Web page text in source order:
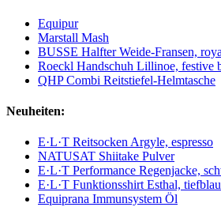
Equipur
Marstall Mash
BUSSE Halfter Weide-Fransen,
Roeckl Handschuh Lillinoe, festive
QHP Combi Reitstiefel-Helmtasche
Neuheiten:
E·L·T Reitsocken Argyle, espresso
NATUSAT Shiitake Pulver
E·L·T Performance Regenjacke,
E·L·T Funktionsshirt Esthal, tiefblau
Equiprana Immunsystem Öl